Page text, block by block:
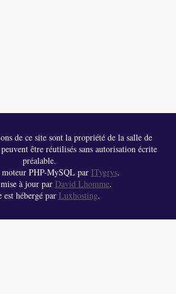
de ce site sont la propriété de la salle de
être réutilisés sans autorisation écrite
préalable.
PHP-MySQL par ITygrys.
à jour par David Lhomme.
est hébergé par Luxhosting.